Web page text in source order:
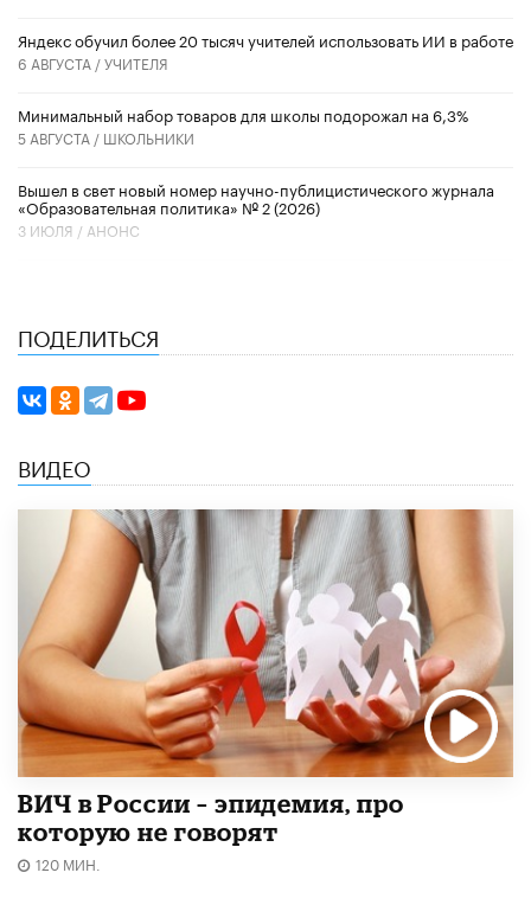
​Яндекс обучил более 20 тысяч учителей использовать ИИ в работе
6 АВГУСТА /УЧИТЕЛЯ
Минимальный набор товаров для школы подорожал на 6,3%
5 АВГУСТА / ШКОЛЬНИКИ
Вышел в свет новый номер научно-публицистического журнала
«Образовательная политика» № 2 (2026)
3 ИЮЛЯ / АНОНС
ПОДЕЛИТЬСЯ
ВИДЕО
ВИЧ в России – эпидемия, про
которую не говорят
120 МИН.